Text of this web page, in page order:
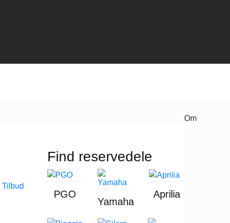
Find reservedele
PGO
Yamaha
Aprilia
Om